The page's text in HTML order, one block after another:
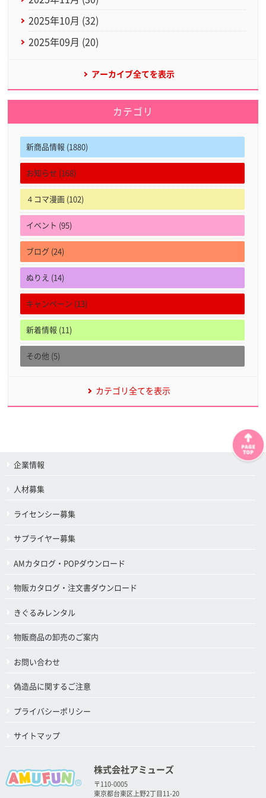
2025年10月 (32)
2025年09月 (20)
アーカイブ全てを表示
カテゴリ
新商品情報 (1880)
お知らせ (168)
４コマ漫画 (102)
イベント (95)
ブログ (24)
ぬりえ (14)
キャンペーン (13)
新着情報 (11)
その他 (5)
カテゴリ全てを表示
企業情報
人材募集
ライセンシー募集
サプライヤー募集
AMカタログ・POPダウンロード
物販カタログ・注文書ダウンロード
きぐるみレンタル
物販商品の卸売のご案内
お問い合わせ
偽造品に関するご注意
プライバシーポリシー
サイトマップ
株式会社アミューズ
〒110-0005
東京都台東区上野2丁目11-20